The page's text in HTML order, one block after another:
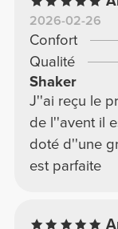
2026-02-26
Confort
Qualité
Shaker
J''ai reçu le
de l''avent il
doté d''une
est parfaite